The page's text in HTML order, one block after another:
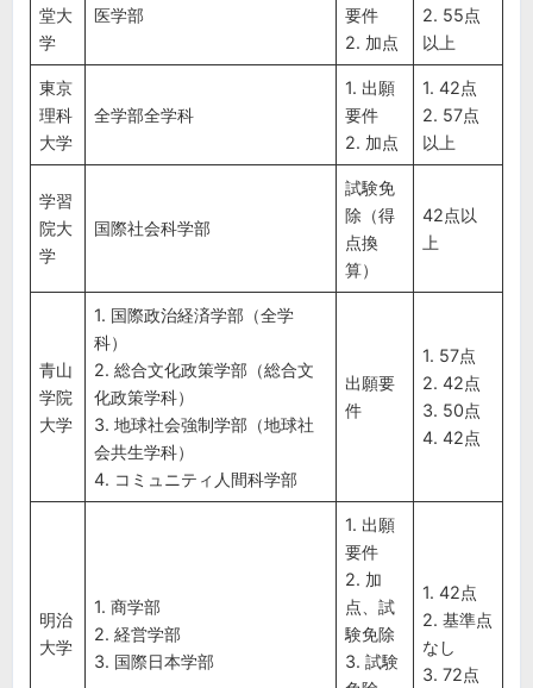
堂大
学
医学部
要件
2. 加点
2. 55点
以上
東京
理科
大学
全学部全学科
1. 出願
要件
2. 加点
1. 42点
2. 57点
以上
学習
院大
学
国際社会科学部
試験免
除（得
点換
算）
42点以
上
青山
学院
大学
1. 国際政治経済学部（全学
科）
2. 総合文化政策学部（総合文
化政策学科）
3. 地球社会強制学部（地球社
会共生学科）
4. コミュニティ人間科学部
出願要
件
1. 57点
2. 42点
3. 50点
4. 42点
明治
大学
1. 商学部
2. 経営学部
3. 国際日本学部
1. 出願
要件
2. 加
点、試
験免除
3. 試験
1. 42点
2. 基準点
なし
3. 72点